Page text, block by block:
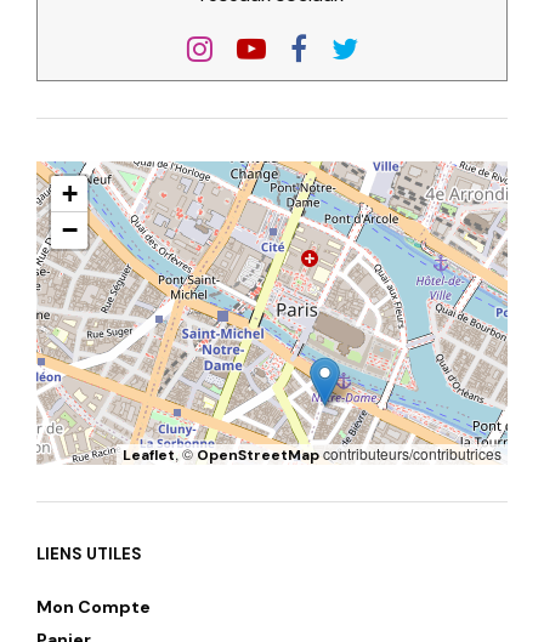
+
−
Leaflet, ©OpenStreetMapcontributeurs/contributrices
LIENS UTILES
Mon Compte